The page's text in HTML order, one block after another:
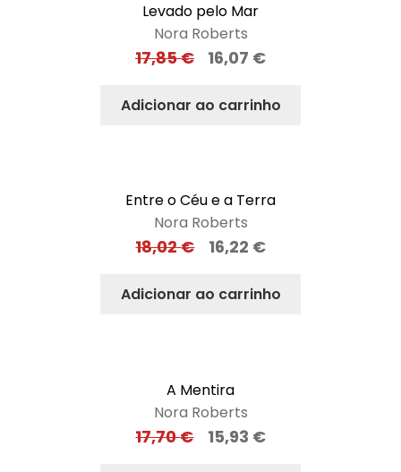
Levado pelo Mar
Nora Roberts
17,85€ 16,07 €
Adicionar ao carrinho
Entre o Céu e a Terra
Nora Roberts
18,02€ 16,22 €
Adicionar ao carrinho
A Mentira
Nora Roberts
17,70€ 15,93 €